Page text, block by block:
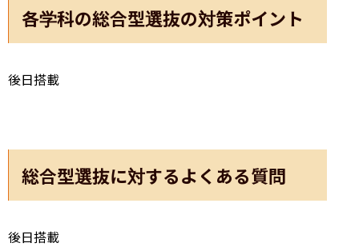
各学科の総合型選抜の対策ポイント
後日搭載
総合型選抜に対するよくある質問
後日搭載